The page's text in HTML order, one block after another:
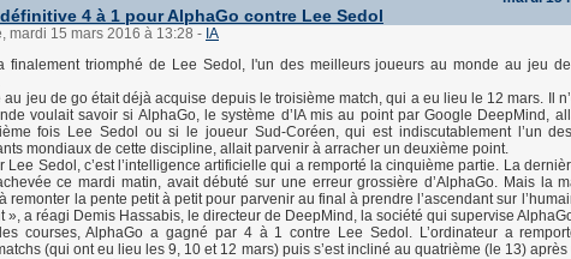
4 à 1 pour AlphaGo contre Lee Sedol
mardi 15 mars 2016 à 13:28 - IA
finalement triomphé de Lee Sedol, l'un des meilleurs joueurs au monde au jeu
au jeu de go était déjà acquise depuis le troisième match, qui a eu lieu le 12 mars. Il
voulait savoir si AlphaGo, le système d’IA mis au point par Google DeepMind,
fois Lee Sedol ou si le joueur Sud-Coréen, qui est indiscutablement l’un
mondiaux de cette discipline, allait parvenir à arracher un deuxième point.
Lee Sedol, c’est l’intelligence artificielle qui a remporté la cinquième partie. La
ce mardi matin, avait débuté sur une erreur grossière d’AlphaGo. Mais la
remonter la pente petit à petit pour parvenir au final à prendre l’ascendant sur
», a réagi Demis Hassabis, le directeur de DeepMind, la société qui supervise
courses, AlphaGo a gagné par 4 à 1 contre Lee Sedol. L’ordinateur a
(qui ont eu lieu les 9, 10 et 12 mars) puis s’est incliné au quatrième (le 13)